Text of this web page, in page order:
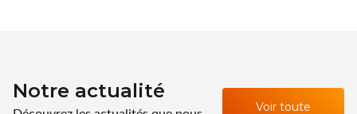
Notre actualité
Voir toute